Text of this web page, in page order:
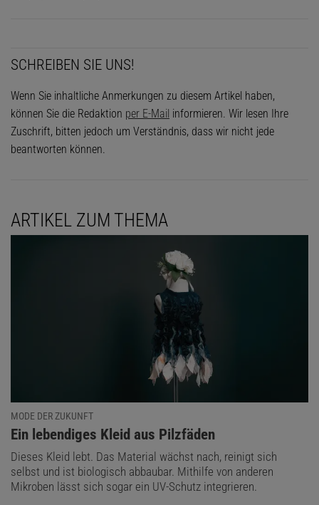
SCHREIBEN SIE UNS!
Wenn Sie inhaltliche Anmerkungen zu diesem Artikel haben,
können Sie die Redaktion per E-Mail informieren. Wir lesen Ihre
Zuschrift, bitten jedoch um Verständnis, dass wir nicht jede
beantworten können.
ARTIKEL ZUM THEMA
MODE DER ZUKUNFT
:
Ein lebendiges Kleid aus Pilzfäden
Dieses Kleid lebt. Das Material wächst nach, reinigt sich
selbst und ist biologisch abbaubar. Mithilfe von anderen
Mikroben lässt sich sogar ein UV-Schutz integrieren.